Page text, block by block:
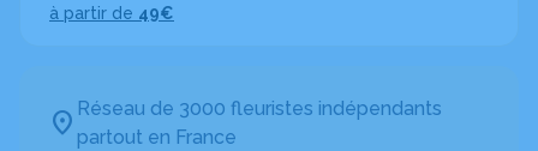
Réseau de 3000 fleuristes indépendants
partout en France
à partir de 49€